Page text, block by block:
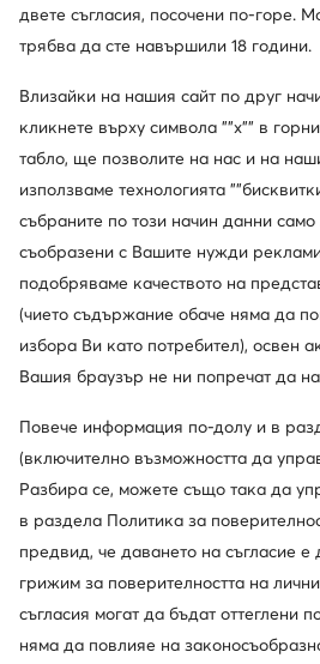
Актуална цена
93,99€
Редовна цена130,38 €-27%
още 35% Код: SUMMER
DeeZee
Сандали · Син · 12.5 cm
Актуална цена
22,99€
Редовна цена39,37 €-41%
още
двете съгласия, посочени по-горе.
трябва да сте навършили 18 години.
Влизайки на нашия сайт по друг
кликнете върху символа ""x"" в
табло, ще позволите на нас и на
използваме технологията
събраните по този начин данни
съобразени с Вашите нужди
подобряваме качеството на
(чието съдържание обаче няма да
избора Ви като потребител), освен
Вашия браузър не ни попречат да
Повече информация по-долу и в
(включително възможността да
Разбира се, можете също така да
в раздела Политика за
предвид, че даването на съгласие
грижим за поверителността на
съгласия могат да бъдат оттеглени
няма да повлияе на